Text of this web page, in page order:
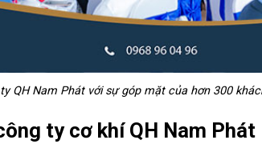
QH Nam Phát với sự góp mặt của hơn 300
ty cơ khí QH Nam Phát